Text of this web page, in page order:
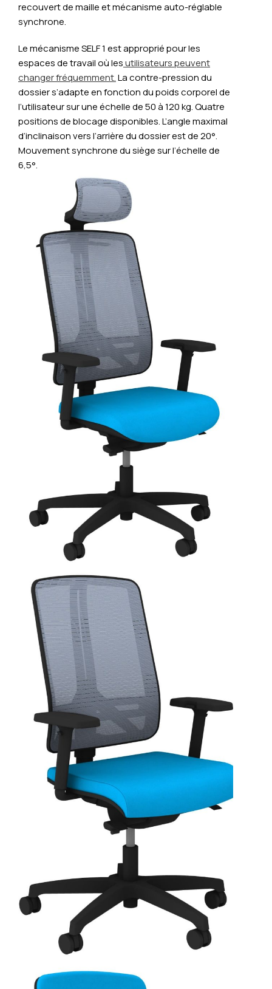
recouvert de maille et mécanisme auto-réglable
synchrone.
Le mécanisme SELF 1 est approprié pour les
espaces de travail où lesutilisateurs peuvent
changer fréquemment.La contre-pression du
dossier s’adapte en fonction du poids corporel de
l’utilisateur sur une échelle de 50 à 120 kg. Quatre
positions de blocage disponibles. L’angle maximal
d’inclinaison vers l’arrière du dossier est de 20°.
Mouvement synchrone du siège sur l’échelle de
6,5°.